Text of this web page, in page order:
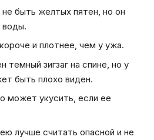
быть желтых пятен, но он
воды.
и плотнее, чем у ужа.
темный зигзаг на спине, но у
быть плохо виден.
может укусить, если ее
лучше считать опасной и не